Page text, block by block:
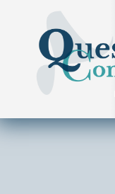
contenu